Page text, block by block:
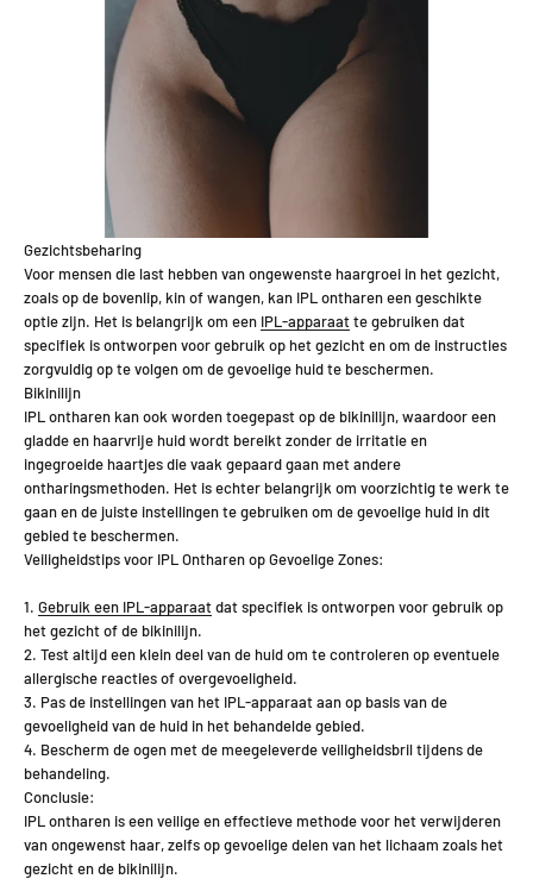
Gezichtsbeharing
Voor mensen die last hebben van ongewenste haargroei in het gezicht,
zoals op de bovenlip, kin of wangen, kan IPL ontharen een geschikte
optie zijn. Het is belangrijk om een IPL-apparaatte gebruiken dat
specifiek is ontworpen voor gebruik op het gezicht en om de instructies
zorgvuldig op te volgen om de gevoelige huid te beschermen.
Bikinilijn
IPL ontharen kan ook worden toegepast op de bikinilijn, waardoor een
gladde en haarvrije huid wordt bereikt zonder de irritatie en
ingegroeide haartjes die vaak gepaard gaan met andere
ontharingsmethoden. Het is echter belangrijk om voorzichtig te werk te
gaan en de juiste instellingen te gebruiken om de gevoelige huid in dit
gebied te beschermen.
Veiligheidstips voor IPL Ontharen op Gevoelige Zones:
1. Gebruik een IPL-apparaatdat specifiek is ontworpen voor gebruik op
het gezicht of de bikinilijn.
2. Test altijd een klein deel van de huid om te controleren op eventuele
allergische reacties of overgevoeligheid.
3. Pas de instellingen van het IPL-apparaat aan op basis van de
gevoeligheid van de huid in het behandelde gebied.
4. Bescherm de ogen met de meegeleverde veiligheidsbril tijdens de
behandeling.
Conclusie:
IPL ontharen is een veilige en effectieve methode voor het verwijderen
van ongewenst haar, zelfs op gevoelige delen van het lichaam zoals het
gezicht en de bikinilijn.